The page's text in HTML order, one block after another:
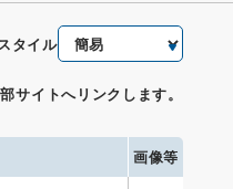
タイル
サイトへリンクします。
画像等